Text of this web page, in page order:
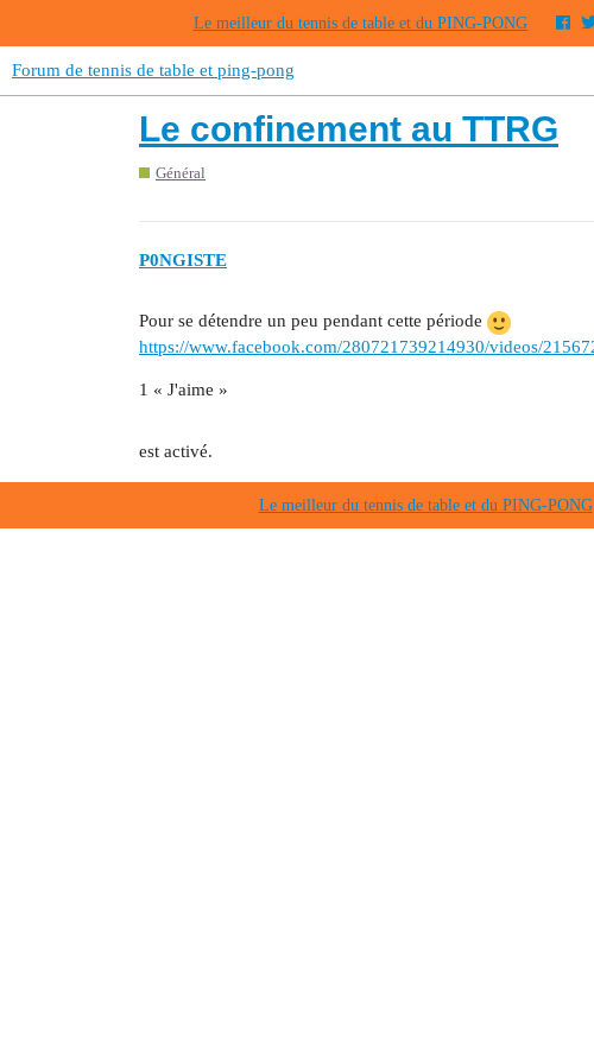
Le meilleur du tennis de table et du PING-PONG
Forum de tennis de table et ping-pong
Le confinement au TTRG
Général
P0NGISTE
Pour se détendre un peu pendant cette période
https://www.facebook.com/280721739214930/videos/
1 « J'aime »
est activé.
Le meilleur du tennis de table et du PING-PONG